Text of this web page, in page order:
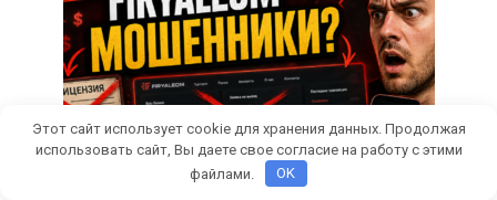
Этот сайт использует cookie для хранения данных. Продолжая
использовать сайт, Вы даете свое согласие на работу с этими
файлами.
OK